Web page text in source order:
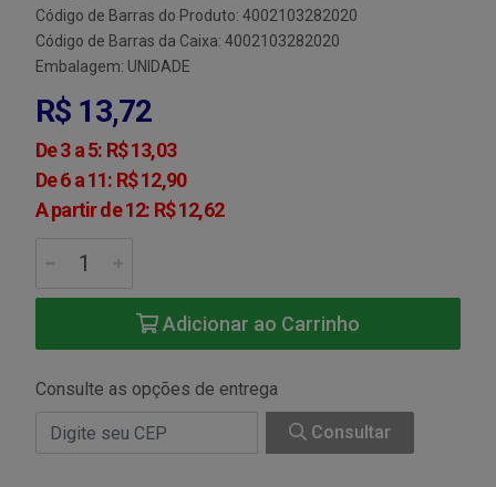
Código de Barras do Produto: 4002103282020
Código de Barras da Caixa: 4002103282020
Embalagem: UNIDADE
R$ 13,72
De 3 a 5: R$ 13,03
De 6 a 11: R$ 12,90
A partir de 12: R$ 12,62
Adicionar ao Carrinho
Consulte as opções de entrega
Consultar